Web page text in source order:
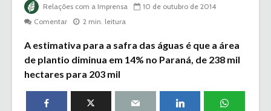
Relações com a Imprensa
10 de outubro de 2014
Comentar
2 min. leitura
A estimativa para a safra das águas é que a área
de plantio diminua em 14% no Paraná, de 238 mil
hectares para 203 mil